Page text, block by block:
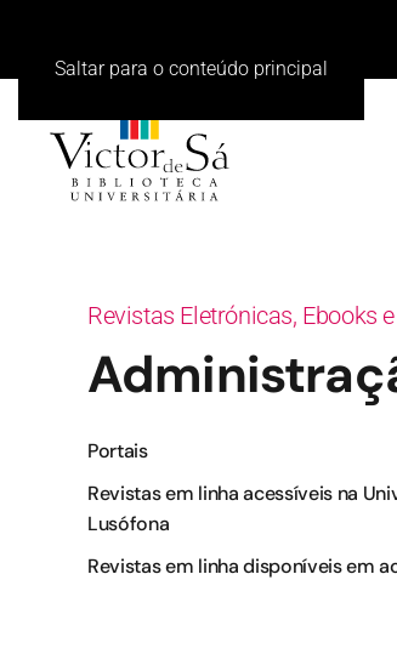
Saltar para o conteúdo principal
Revistas Eletrónicas, Ebooks
Portais
Revistas em linha acessíveis na
Lusófona
Revistas em linha disponíveis em